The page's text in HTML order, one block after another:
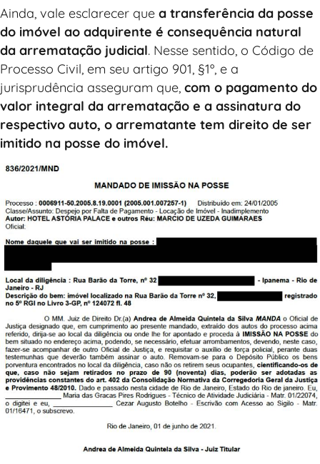
Ainda, vale esclarecer que a transferência da posse
do imóvel ao adquirente é consequência natural
da arrematação judicial. Nesse sentido, o Código de
Processo Civil, em seu artigo 901, §1º, e a
jurisprudência asseguram que, com o pagamento do
valor integral da arrematação e a assinatura do
respectivo auto, o arrematante tem direito de ser
imitido na posse do imóvel.